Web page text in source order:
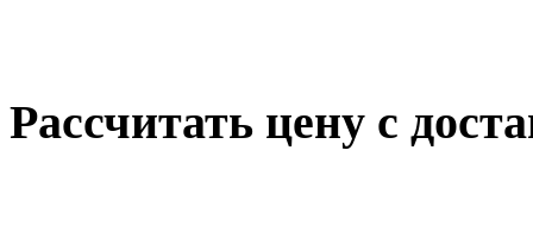
Рассчитать цену с